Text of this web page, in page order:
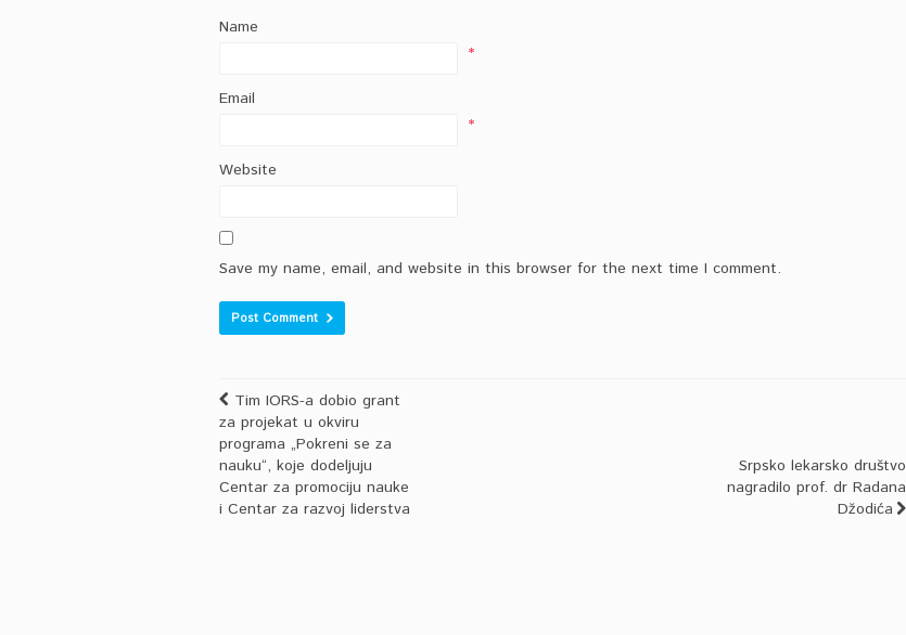
Name
*
Email
*
Website
Save my name, email, and website in this browser for the next time I comment.
Tim IORS-a dobio grant
za projekat u okviru
programa „Pokreni se za
nauku“, koje dodeljuju
Centar za promociju nauke
i Centar za razvoj liderstva
Srpsko lekarsko društvo
nagradilo prof. dr Radana
Džodića